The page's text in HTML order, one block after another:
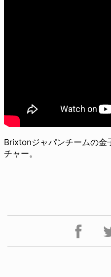
Brixtonジャパンチームの金
チャー。